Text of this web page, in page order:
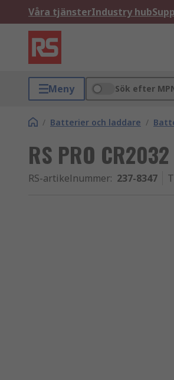
Våra tjänsterIndustry hub
Meny Sök efter
/ Batterier och laddare /
RS PRO
RS-artikelnummer: 237-8347